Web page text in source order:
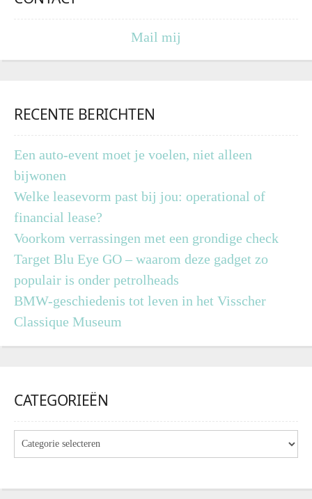
Mail mij
RECENTE BERICHTEN
Een auto-event moet je voelen, niet alleen
bijwonen
Welke leasevorm past bij jou: operational of
financial lease?
Voorkom verrassingen met een grondige check
Target Blu Eye GO – waarom deze gadget zo
populair is onder petrolheads
BMW-geschiedenis tot leven in het Visscher
Classique Museum
CATEGORIEËN